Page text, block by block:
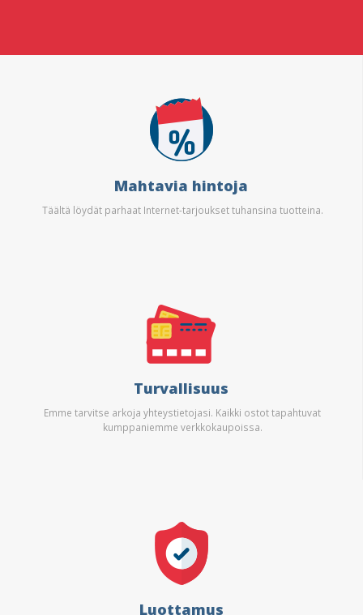
Mahtavia hintoja
Täältä löydät parhaat Internet-tarjoukset tuhansina tuotteina.
Turvallisuus
Emme tarvitse arkoja yhteystietojasi. Kaikki ostot tapahtuvat
kumppaniemme verkkokaupoissa.
Luottamus